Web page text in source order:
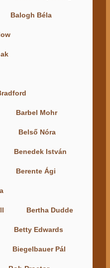
Balogh Béla
Barbel Mohr
Belső Nóra
Benedek István
Berente Ági
Bertha Dudde
Betty Edwards
Biegelbauer Pál